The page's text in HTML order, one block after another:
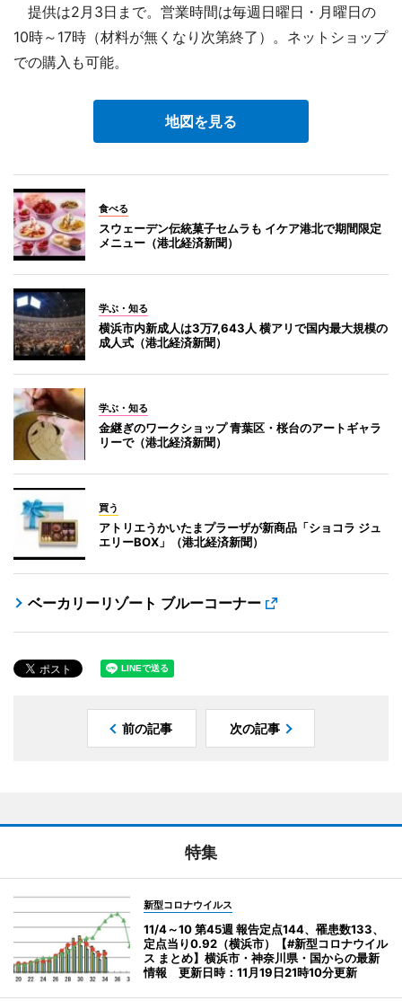
提供は2月3日まで。営業時間は毎週日曜日・月曜日の
10時～17時（材料が無くなり次第終了）。ネットショップ
での購入も可能。
地図を見る
食べる
スウェーデン伝統菓子セムラも イケア港北で期間限定
メニュー（港北経済新聞）
学ぶ・知る
横浜市内新成人は3万7,643人 横アリで国内最大規模の
成人式（港北経済新聞）
学ぶ・知る
金継ぎのワークショップ 青葉区・桜台のアートギャラ
リーで（港北経済新聞）
買う
アトリエうかいたまプラーザが新商品「ショコラ ジュ
エリーBOX」（港北経済新聞）
ベーカリーリゾート ブルーコーナー
前の記事 次の記事
特集
新型コロナウイルス
11/4～10 第45週 報告定点144、罹患数133、
定点当り0.92（横浜市）【#新型コロナウイル
ス まとめ】横浜市・神奈川県・国からの最新
情報 更新日時：11月19日21時10分更新